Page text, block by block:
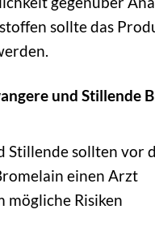
sollte das
und Stillende
Stillende sollten vor
einen Arzt
mögliche Risiken